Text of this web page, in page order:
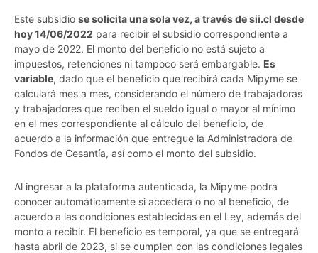
Este subsidio se solicita una sola vez, a través de sii.cl desde
hoy 14/06/2022 para recibir el subsidio correspondiente a
mayo de 2022. El monto del beneficio no está sujeto a
impuestos, retenciones ni tampoco será embargable. Es
variable, dado que el beneficio que recibirá cada Mipyme se
calculará mes a mes, considerando el número de trabajadoras
y trabajadores que reciben el sueldo igual o mayor al mínimo
en el mes correspondiente al cálculo del beneficio, de
acuerdo a la información que entregue la Administradora de
Fondos de Cesantía, así como el monto del subsidio.
Al ingresar a la plataforma autenticada, la Mipyme podrá
conocer automáticamente si accederá o no al beneficio, de
acuerdo a las condiciones establecidas en el Ley, además del
monto a recibir. El beneficio es temporal, ya que se entregará
hasta abril de 2023, si se cumplen con las condiciones legales